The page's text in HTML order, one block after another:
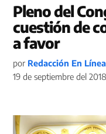
Pleno del
cuestión de
a favor
por Redacción En Línea
19 de septiembre del